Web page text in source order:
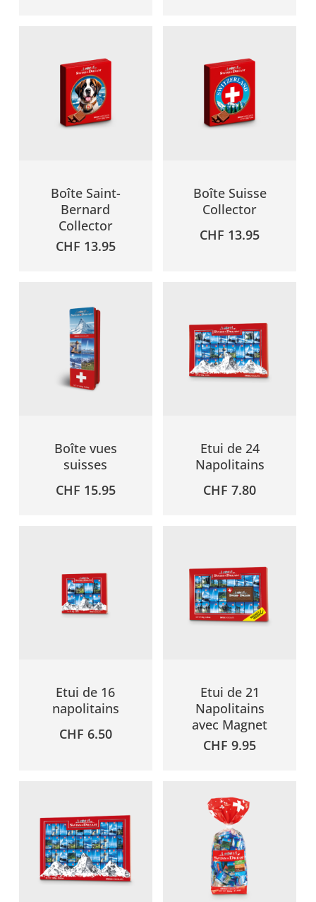
Boîte Saint-
Bernard
Collector
CHF 13.95
Boîte Suisse
Collector
CHF 13.95
Boîte vues
suisses
CHF 15.95
Etui de 24
Napolitains
CHF 7.80
Etui de 16
napolitains
CHF 6.50
Etui de 21
Napolitains
avec Magnet
CHF 9.95